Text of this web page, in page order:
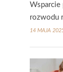
Wsparcie
rozwodu
14 MAJA